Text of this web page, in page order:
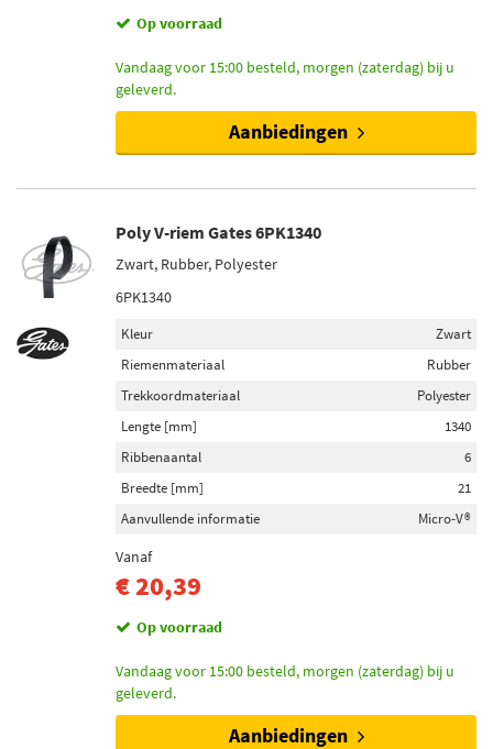
Op voorraad
Vandaag voor 15:00 besteld, morgen (zaterdag) bij u
geleverd.
Aanbiedingen
Poly V-riem Gates 6PK1340
Zwart, Rubber, Polyester
6PK1340
Kleur
Zwart
Riemenmateriaal
Rubber
Trekkoordmateriaal
Polyester
Lengte [mm]
1340
Ribbenaantal
6
Breedte [mm]
21
Aanvullende informatie
Micro-V®
Vanaf
€ 20,39
Op voorraad
Vandaag voor 15:00 besteld, morgen (zaterdag) bij u
geleverd.
Aanbiedingen